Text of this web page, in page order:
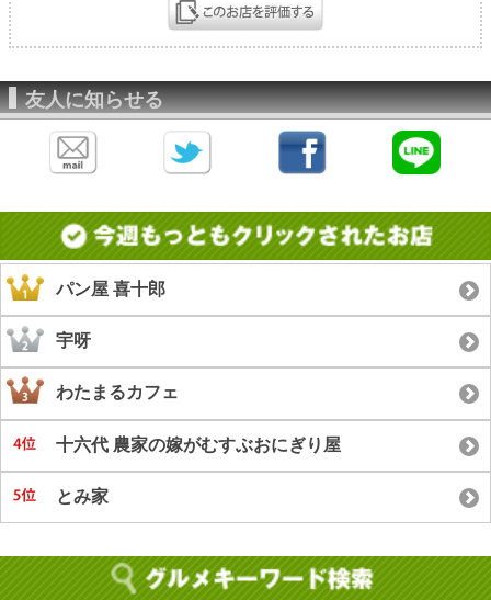
友人に知らせる
パン屋 喜十郎
宇呀
わたまるカフェ
十六代 農家の嫁がむすぶおにぎり屋
とみ家